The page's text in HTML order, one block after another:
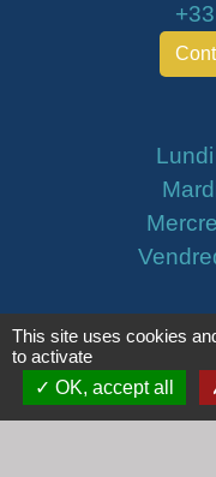
email :
This site uses cookies
to activate
OK, accept all